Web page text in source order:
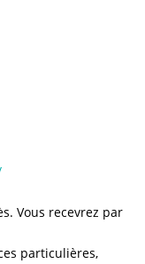
Vous recevrez par
particulières,